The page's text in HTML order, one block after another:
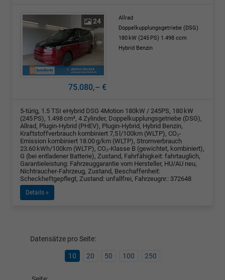
24
Allrad
Doppelkupplungsgetriebe (DSG)
180 kW (245 PS) 1.498 ccm
Hybrid Benzin
75.080,– €
5-türig, 1.5 TSI eHybrid DSG 4Motion 180kW / 245PS, 180 kW
(245 PS), 1.498 cm³, 4 Zylinder, Doppelkupplungsgetriebe (DSG),
Allrad, Plugin-Hybrid (PHEV), Plugin-Hybrid, Hybrid Benzin,
Kraftstoffverbrauch kombiniert 7,5 l/100km (WLTP), CO₂-
Emission kombiniert 18.00 g/km (WLTP), Stromverbrauch
23.60 kWh/100km (WLTP), CO₂-Klasse B (gewichtet, kombiniert),
G (bei entladener Batterie), Zustand, Fahrfähigkeit: fahrtauglich,
Garantieleistung: Fahrzeuggarantie vom Hersteller, HU/AU neu,
Nichtraucher-Fahrzeug, Zustand, Beschaffenheit:
Scheckheftgepflegt, Zustand: unfallfrei, Fahrzeugnr.: 372648
Details »
Datensätze pro Seite:
10 20 50 100 250